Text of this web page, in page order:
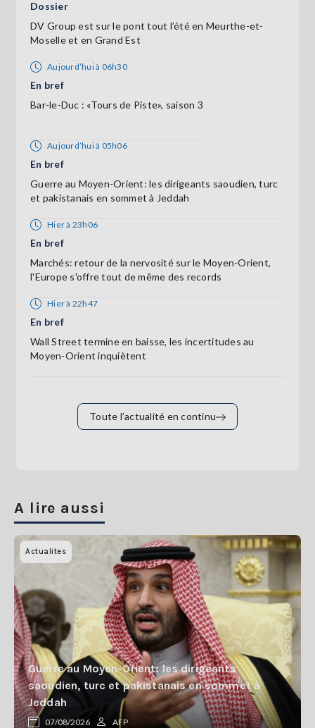
Dossier
DV Group est sur le pont tout l’été en Meurthe-et-
Moselle et en Grand Est
Aujourd’hui à 06h30
En bref
Bar-le-Duc : «Tours de Piste», saison 3
Aujourd’hui à 05h06
En bref
Guerre au Moyen-Orient: les dirigeants saoudien, turc
et pakistanais en sommet à Jeddah
Hier à 23h06
En bref
Marchés: retour de la nervosité sur le Moyen-Orient,
l'Europe s'offre tout de même des records
Hier à 22h47
En bref
Wall Street termine en baisse, les incertitudes au
Moyen-Orient inquiètent
Toute l’actualité en continu
A lire aussi
Actualites
Guerre au Moyen-Orient: les dirigeants
saoudien, turc et pakistanais en sommet à
Jeddah
07/08/2026
AFP